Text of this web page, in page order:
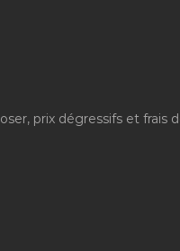
prix dégressifs et frais